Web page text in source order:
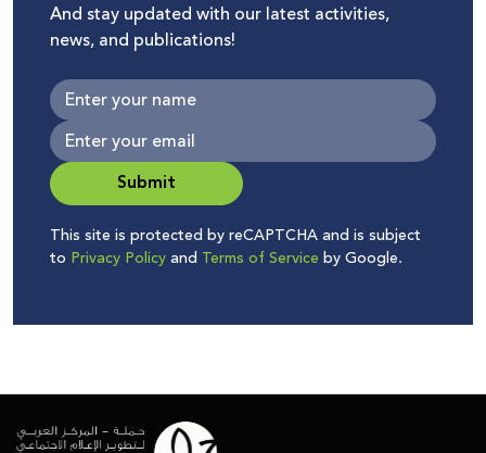
And stay updated with our latest activities,
news, and publications!
Submit
This site is protected by reCAPTCHA and is subject
to Privacy Policyand Terms of Service by Google.